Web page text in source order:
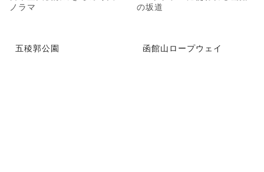
ノラマ
の坂道
五稜郭公園 函館山ロープウェイ